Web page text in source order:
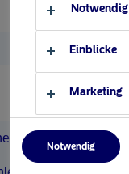
Anleger
Notwendig
Einblicke
Marketing
Notwendig